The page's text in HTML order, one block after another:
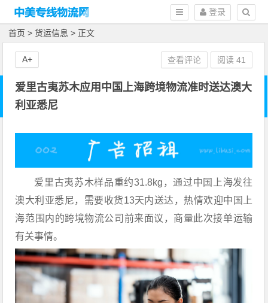
登录
首页 > 货运信息 > 正文
爱里古夷苏木应用中国上海跨境物流准时送达澳大
利亚悉尼
爱里古夷苏木样品重约31.8kg，通过中国上海发往
澳大利亚悉尼，需要收货13天内送达，热情欢迎中国上
海范围内的跨境物流公司前来面议，商量此次接单运输
有关事情。
查看评论 阅读41
A+